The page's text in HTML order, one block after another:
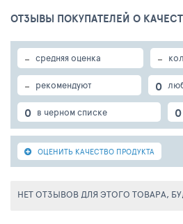
- 10% всех ингредиентов из
COSMOS ORGANIC,
в соответствии со стандартом
*по исследованиям Sederma,
ОТЗЫВЫ ПОКУПАТЕЛЕЙ О
- средняя оценка -
- рекомендуют 0
0 в черном списке 0
ОЦЕНИТЬ КАЧЕСТВО ПРОДУКТА
НЕТ ОТЗЫВОВ ДЛЯ ЭТОГО ТОВАРА,